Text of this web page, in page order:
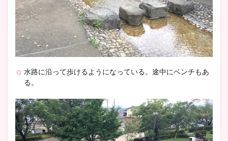
水路に沿って歩けるようになっている。途中にベンチもあ
る。